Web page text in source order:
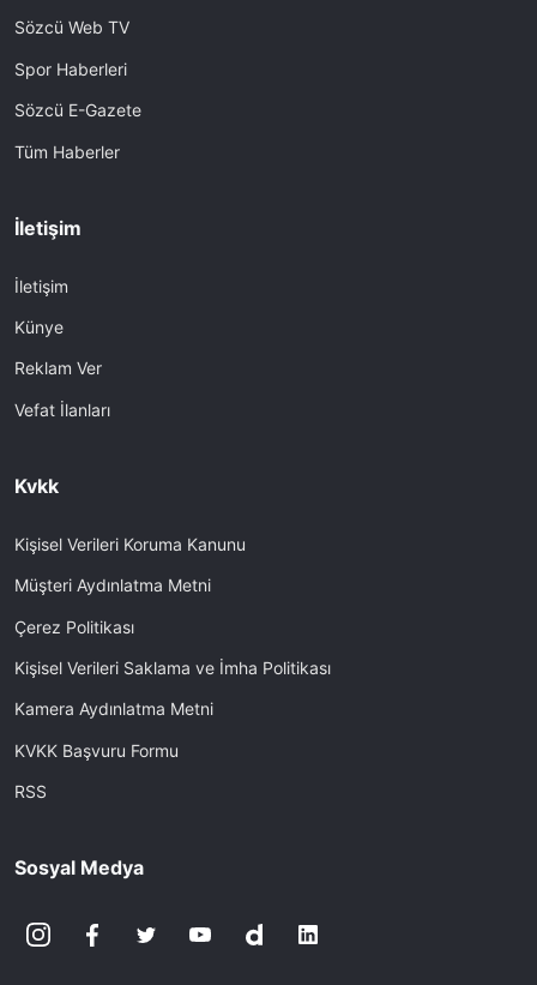
Sözcü Web TV
Spor Haberleri
Sözcü E-Gazete
Tüm Haberler
İletişim
İletişim
Künye
Reklam Ver
Vefat İlanları
Kvkk
Kişisel Verileri Koruma Kanunu
Müşteri Aydınlatma Metni
Çerez Politikası
Kişisel Verileri Saklama ve İmha Politikası
Kamera Aydınlatma Metni
KVKK Başvuru Formu
RSS
Sosyal Medya